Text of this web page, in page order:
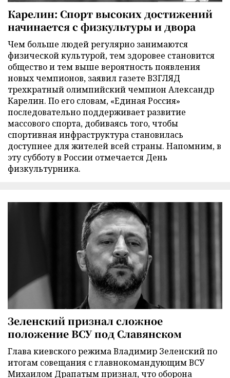
Карелин: Спорт высоких достижений
начинается с физкультуры и двора
Чем больше людей регулярно занимаются
физической культурой, тем здоровее становится
общество и тем выше вероятность появления
новых чемпионов, заявил газете ВЗГЛЯД
трехкратный олимпийский чемпион Александр
Карелин. По его словам, «Единая Россия»
последовательно поддерживает развитие
массового спорта, добиваясь того, чтобы
спортивная инфраструктура становилась
доступнее для жителей всей страны. Напомним, в
эту субботу в России отмечается День
физкультурника.
Зеленский признал сложное
положение ВСУ под Славянском
Глава киевского режима Владимир Зеленский по
итогам совещания с главнокомандующим ВСУ
Михаилом Драпатым признал, что оборона